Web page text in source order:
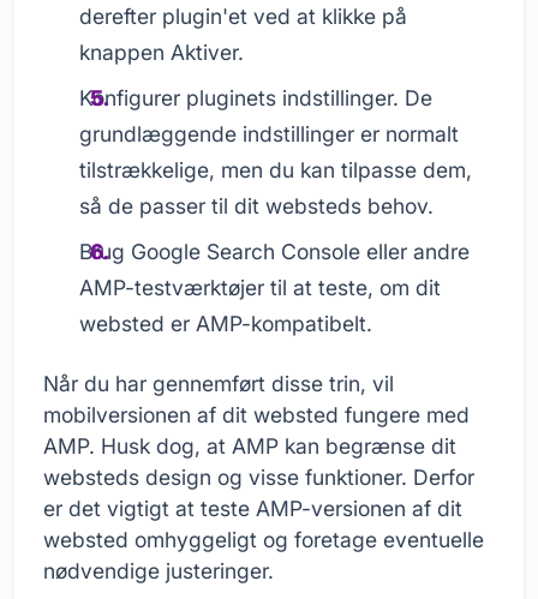
derefter plugin'et ved at klikke på
knappen Aktiver.
Konfigurer pluginets indstillinger. De
grundlæggende indstillinger er normalt
tilstrækkelige, men du kan tilpasse dem,
så de passer til dit websteds behov.
Brug Google Search Console eller andre
AMP-testværktøjer til at teste, om dit
websted er AMP-kompatibelt.
Når du har gennemført disse trin, vil
mobilversionen af dit websted fungere med
AMP. Husk dog, at AMP kan begrænse dit
websteds design og visse funktioner. Derfor
er det vigtigt at teste AMP-versionen af dit
websted omhyggeligt og foretage eventuelle
nødvendige justeringer.